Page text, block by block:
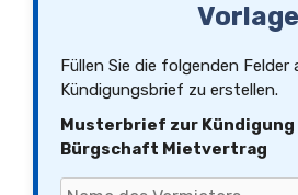
Vorlage
Füllen Sie die folgenden Felder
Kündigungsbrief zu erstellen.
Musterbrief zur
Bürgschaft Mietvertrag